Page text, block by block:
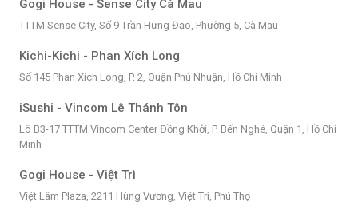
Gogi House - Sense City Cà Mau
TTTM Sense City, Số 9 Trần Hưng Đạo, Phường 5, Cà Mau
Kichi-Kichi - Phan Xích Long
Số 145 Phan Xích Long, P. 2, Quận Phú Nhuận, Hồ Chí Minh
iSushi - Vincom Lê Thánh Tôn
Lô B3-17 TTTM Vincom Center Đồng Khởi, P. Bến Nghé, Quận 1, Hồ Chí
Minh
Gogi House - Việt Trì
Việt Lâm Plaza, 2211 Hùng Vương, Việt Trì, Phú Thọ